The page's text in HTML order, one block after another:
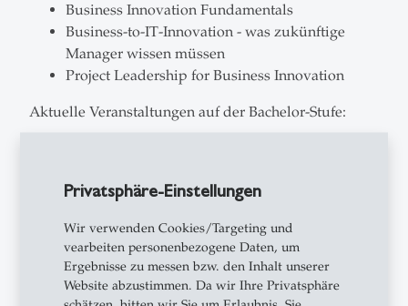
Privatsphäre-Einstellungen
Wir verwenden Cookies/Targeting und
vearbeiten personenbezogene Daten, um
Ergebnisse zu messen bzw. den Inhalt unserer
Website abzustimmen. Da wir Ihre Privatsphäre
Business Innovation Fundamentals
Business-to-IT-Innovation - was zukünftige
Manager wissen müssen
Project Leadership for Business Innovation
Aktuelle Veranstaltungen auf der Bachelor-Stufe:
Aktuelle Veranstaltungen im Exec. MBA in Business
Engineering (EMBE-HSG):
Neue Formen der Zusammenarbeit
(Organisational Design)